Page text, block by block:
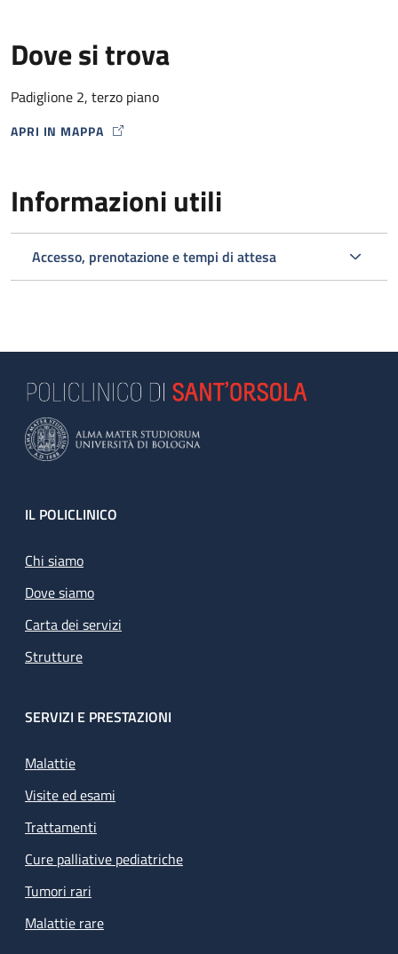
Unità semplice dipartimentale di Reumatologia e
cardiovascolari in corso di malattie infiammatorie croniche
Dove si trova
Padiglione 2, terzo piano
APRI IN MAPPA
MAP ICON
Informazioni utili
Accesso, prenotazione e tempi di attesa
Footer
IL POLICLINICO
Chi siamo
Dove siamo
Carta dei servizi
Strutture
SERVIZI E PRESTAZIONI
Malattie
Visite ed esami
Trattamenti
Cure palliative pediatriche
Tumori rari
Malattie rare